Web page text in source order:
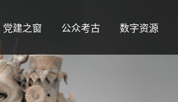
党建之窗 公众考古 数字资源